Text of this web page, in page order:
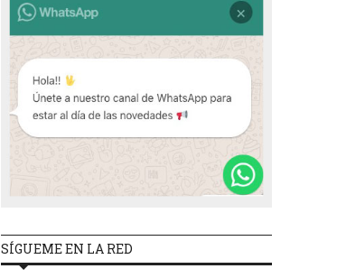
SÍGUEME EN LA RED